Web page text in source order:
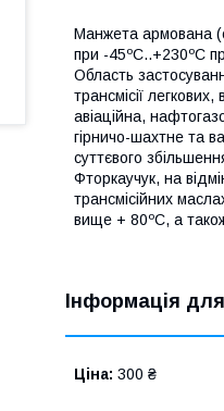
Манжета армована
при -45ºC..+230ºC
Область
трансмісії
авіаційна,
гірничо-шахтне та
суттєвого
Фторкаучук, на
трансмісійних
вище + 80ºC, а також
Інформація
Ціна: 300 ₴